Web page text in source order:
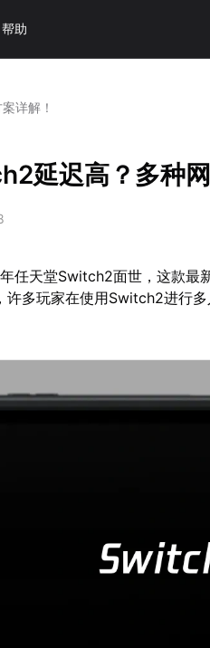
帮助
详解！
延迟高？多种
任天堂Switch2面世，这款最
许多玩家在使用Switch2进行